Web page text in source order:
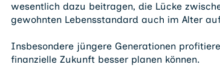
wesentlich dazu beitragen, die Lücke
gewohnten Lebensstandard auch im Alter
Insbesondere jüngere Generationen
finanzielle Zukunft besser planen können.